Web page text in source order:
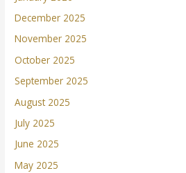
December 2025
November 2025
October 2025
September 2025
August 2025
July 2025
June 2025
May 2025